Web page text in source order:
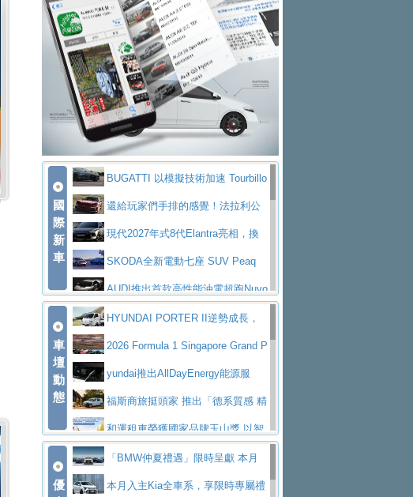
全新大店，新北都鈴木占地500坪土城旗艦
展示中心開幕
2025第七屆ISUZU運轉職人挑戰賽
熱血登場 展現極致車技與專業職人精神
H2GP世界總決賽圓滿落幕 台灣團
隊表現精彩淨零減碳指標性應用 純電動水泥預
拌車 消防車除了滅火裝備還需要什麼？
一探SITRAK “準” 消防車的究竟
大益金龍初試啼聲，汽柴油5噸貨車
不是對手正宗年鑑2025年全球自動車年鑑1月
下旬問世！2024第六屆ISUZU運轉職人挑戰賽
首度前進南台灣熱烈開戰
豪華電能休旅新星 Audi Q4 Sportba
ck 55 e-tron S lineScania Taiwan 逆風而行，加深力
道投資布局
盤與數位介面搶先揭露
Audi Q9 將於 2026 年底上市 旗艦
大型 SUV 鎖定七人座豪華市場
BMW攜手漫威電影【蜘蛛人：重生
日】 Skoda 發表全新 Peaq 內裝：七人
座純電旗艦 SUV，行李廂最大可達 935 公
升
全新純電 Mercedes-Benz C 400 4
MATIC Electric 登場
奢華與科技大躍進，MAZDA全新3
代CX-5全方位進化提前亮相並展開預售94.9
萬起
馬自達公布 2027 年式 MX-5 更
新，新增 Yakudo 特別版
Skoda Peaq 發表全新電動動力系
統 最長續航逾 640 公里、支援雙向供電
BMW M2 首度導入 xDrive 四驅，
美國與瑞士需求成關鍵推手
The all-new T-Roc 魅力 自成焦點
Maserati GT2 Stradale「Tribute to
MC12」全球首度亮相
迎接 RANGE ROVER 品牌家族第
五位成員 全新 RANGE ROVER GT 預告登
場
造型華麗時尚、科技座艙再進化，P
eugeot 208小改款發表上市94.8萬起
突然滿天都是小星星！ 台灣賓士突
襲式宣告全新 GLB 第四季上市即日起接單1
98萬起
台灣僅此一台 ! ROYAL ENFIELD
SHOTGUN 650 x ROUGH CRAFTS 限量特
仕版29日開放搶購
國
際
新
車
BUGATTI 以模擬技術加速 Tourbillo
n 動態開發還給玩家們手排的感覺！法拉利公
布12Cilidri Manaule手排超跑產品細節
現代2027年式8代Elantra亮相，換
裝更銳利的造型、更先進的資訊娛樂系統及
更高效的動力
SKODA全新電動七座 SUV Peaq
問世，擁有品牌史上最寬敞且豪華的座艙
AUDI推出首款高性能油電超跑Nuvo
lari，0到100公里加速2.6秒、極速350公里
／小時
百年三叉戟傳奇再啟程 Maserati 重
返 1000 Miglia 傳承競速榮耀
法拉利首款純電跑車Luce亮相，最
大馬力超過1000匹並具備530公里最大續航
里程
小車大空間、座艙科技更先進，SK
ODA發表全新純電跨界休旅Eipq祭平民化車
價89萬起
賓士AMG.EA專屬平台首作，Merc
edes-AMG 全新GT 4-Door Coupe全球首發
福斯推出首款GTI純電性能掀背ID.
Polo GTI，擁有226匹馬力和零百加速 6.8
秒的實力
Jaguar 公布四門 GT車款正式車名
為JAGUAR TYPE 01
終於跟上進度，LEXUS發表首款三
車
壇
動
態
HYUNDAI PORTER II逆勢成長，
勇奪中型貨車銷售冠軍
2026 Formula 1 Singapore Grand P
rix 新加坡大獎賽 Audi 極速之旅開放報名
yundai推出AllDayEnergy能源服
務 讓電動車化身行動儲能系統
福斯商旅挺頭家 推出「德系質感 精
算圓夢」專案和運租車榮獲國家品牌玉山獎 以智
慧移動與綠能創新父親節霸氣獻禮！PGO 威力125 最
低入手價 $60,900 起 省油ｘ安全ｘ大空間
Toyota歐洲純電車銷量翻倍 2026
優
「BMW仲夏禮遇」限時呈獻 本月
入主即享尊榮豪華五星假期 多元優購方案
本月入主Kia全車系，享限時專屬禮